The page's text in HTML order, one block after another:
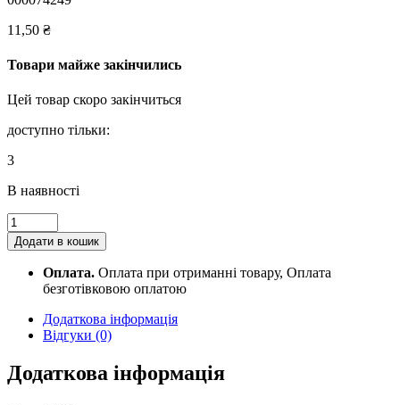
11,50 ₴
Товари майже закінчились
Цей товар скоро закінчиться
доступно тільки:
3
В наявності
Гумка
Milan
двукольорова
6030
quantity
Додати в кошик
Оплата. Оплата при отриманні товару, Оплата
безготівковою оплатою
Додаткова інформація
Відгуки (0)
Додаткова інформація